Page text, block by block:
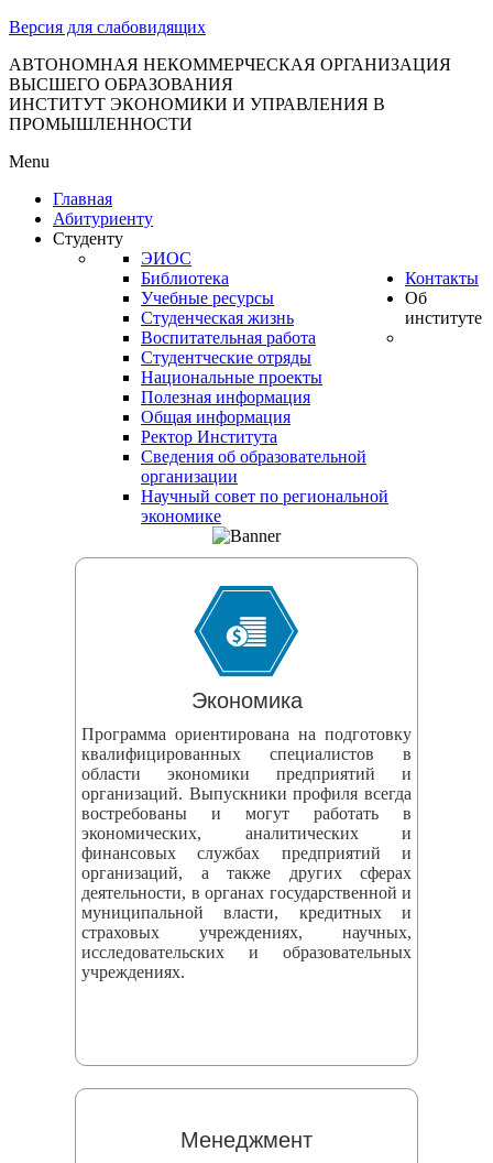
Версия для слабовидящих
АВТОНОМНАЯ НЕКОММЕРЧЕСКАЯ ОРГАНИЗАЦИЯ
ВЫСШЕГО ОБРАЗОВАНИЯ
ИНСТИТУТ ЭКОНОМИКИ И УПРАВЛЕНИЯ В
ПРОМЫШЛЕННОСТИ
Menu
Главная
Абитуриенту
Студенту
ЭИОС
Библиотека
Учебные ресурсы
Студенческая жизнь
Воспитательная работа
Студентческие отряды
Национальные проекты
Полезная информация
Контакты
Об
институте
Общая информация
Ректор Института
Сведения об образовательной
организации
Научный совет по региональной
экономике
Экономика
Программа ориентирована на подготовку
квалифицированных специалистов в
области экономики предприятий и
организаций. Выпускники профиля всегда
востребованы и могут работать в
экономических, аналитических и
финансовых службах предприятий и
организаций, а также других сферах
деятельности, в органах государственной и
муниципальной власти, кредитных и
страховых учреждениях, научных,
исследовательских и образовательных
учреждениях.
Менеджмент